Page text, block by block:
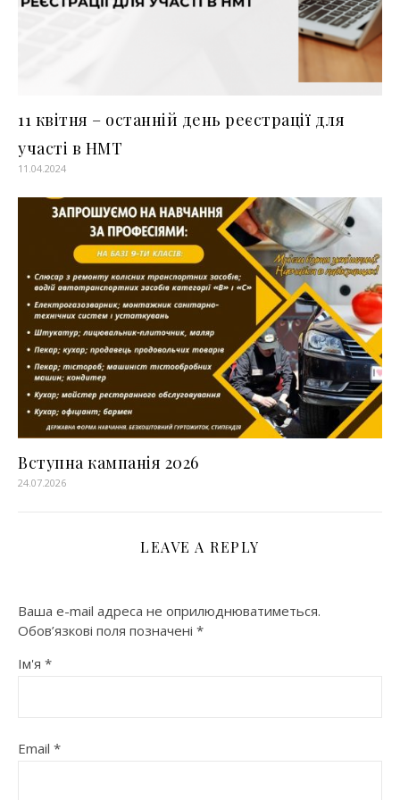
11 квітня – останній день реєстрації для
участі в НМТ
11.04.2024
Вступна кампанія 2026
24.07.2026
LEAVE A REPLY
Ваша e-mail адреса не оприлюднюватиметься.
Обов’язкові поля позначені *
Ім'я *
Email *